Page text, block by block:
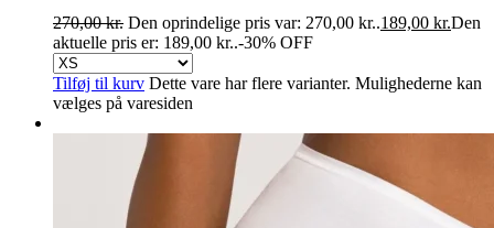
270,00kr. Den oprindelige pris var: 270,00 kr..189,00 kr.Den
aktuelle pris er: 189,00 kr..-30% OFF
Tilføj til kurv Dette vare har flere varianter. Mulighederne kan
vælges på varesiden